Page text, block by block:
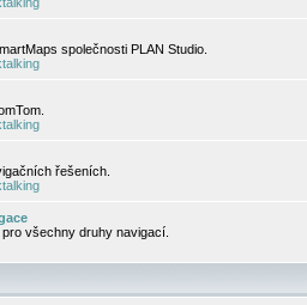
společnosti PLAN Studio.
řešeních.
všechny druhy navigací.